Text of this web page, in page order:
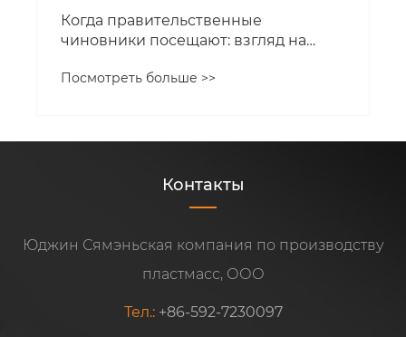
Когда правительственные
чиновники посещают: взгляд на
Посмотреть больше >>
Контакты
Юджин Сямэньская компания по производству
пластмасс, ООО
Тел.: +86-592-7230097